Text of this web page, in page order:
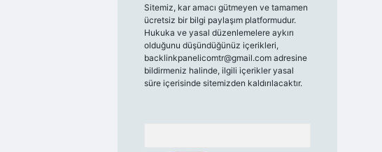
Sitemiz, kar amacı gütmeyen ve tamamen
ücretsiz bir bilgi paylaşım platformudur.
Hukuka ve yasal düzenlemelere aykırı
olduğunu düşündüğünüz içerikleri,
backlinkpanelicomtr@gmail.comadresine
bildirmeniz halinde, ilgili içerikler yasal
süre içerisinde sitemizden kaldırılacaktır.